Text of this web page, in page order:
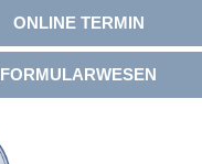
ONLINE TERMIN
FORMULARWESEN